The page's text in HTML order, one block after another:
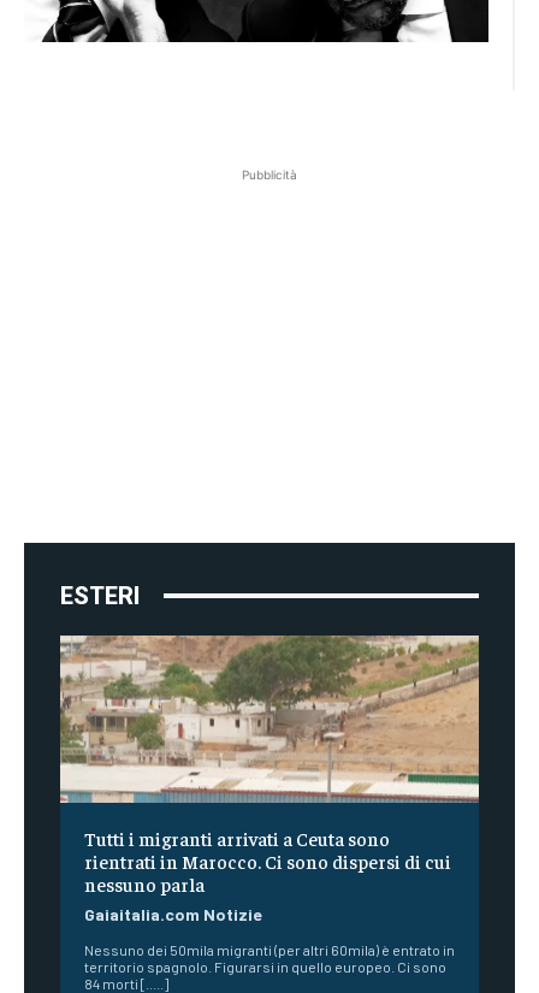
Pubblicità
ESTERI
Tutti i migranti arrivati a Ceuta sono
rientrati in Marocco. Ci sono dispersi di cui
nessuno parla
Gaiaitalia.com Notizie
Nessuno dei 50mila migranti (per altri 60mila) è entrato in
territorio spagnolo. Figurarsi in quello europeo. Ci sono
84 morti [.....]